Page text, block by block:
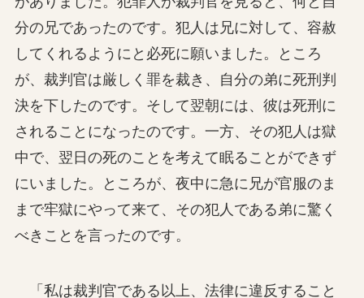
分の兄であったのです。犯人は兄に対して、容赦
してくれるようにと必死に願いました。ところ
が、裁判官は厳しく罪を裁き、自分の弟に死刑判
決を下したのです。そして翌朝には、彼は死刑に
されることになったのです。一方、その犯人は獄
中で、翌日の死のことを考えて眠ることができず
にいました。ところが、夜中に急に兄が官服のま
まで牢獄にやって来て、その犯人である弟に驚く
べきことを言ったのです。
「私は裁判官である以上、法律に違反すること